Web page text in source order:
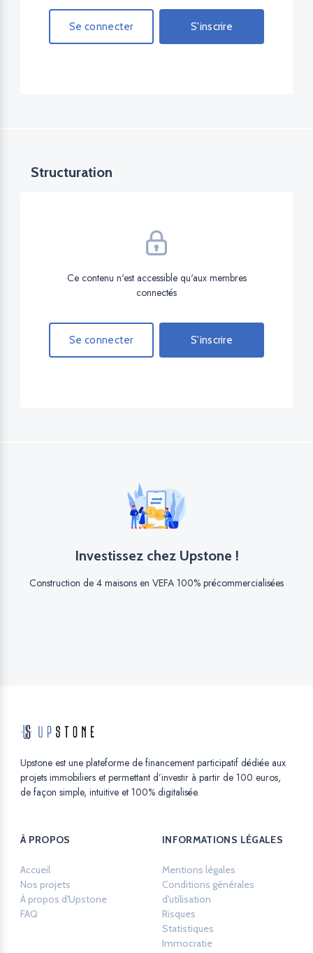
Se connecter S'inscrire
Structuration
Ce contenu n'est accessible qu'aux membres
connectés
Se connecter S'inscrire
Investissez chez Upstone !
Construction de 4 maisons en VEFA 100% précommercialisées
Upstone est une plateforme de financement participatif dédiée aux
projets immobiliers et permettant d’investir à partir de 100 euros,
de façon simple, intuitive et 100% digitalisée.
À PROPOS
Accueil
Nos projets
À propos d'Upstone
FAQ
INFORMATIONS LÉGALES
Mentions légales
Conditions générales
d'utilisation
Risques
Statistiques
Immocratie